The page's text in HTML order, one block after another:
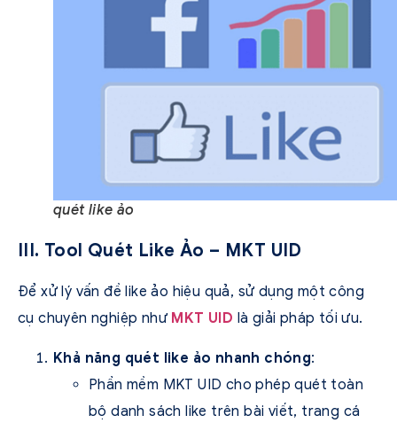
quét like ảo
III. Tool Quét Like Ảo – MKT UID
Để xử lý vấn đề like ảo hiệu quả, sử dụng một công
cụ chuyên nghiệp như MKT UID là giải pháp tối ưu.
Khả năng quét like ảo nhanh chóng:
Phần mềm MKT UID cho phép quét toàn
bộ danh sách like trên bài viết, trang cá